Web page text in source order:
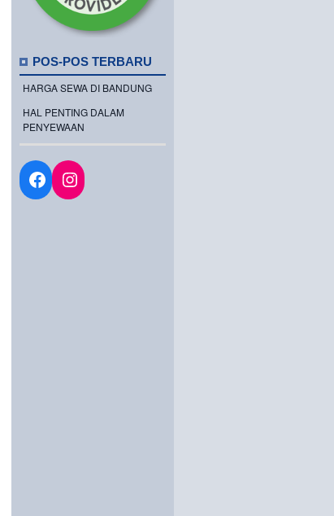
POS-POS TERBARU
HARGA SEWA DI BANDUNG
HAL PENTING DALAM
PENYEWAAN